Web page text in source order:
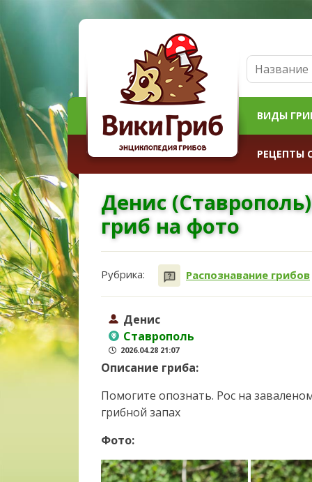
ВИДЫ
РЕЦЕПТЫ
Денис
гриб на фото
Рубрика: Распознавание грибов
Денис
Ставрополь
2026.04.28 21:07
Описание гриба:
Помогите опознать. Рос на
грибной запах
Фото: